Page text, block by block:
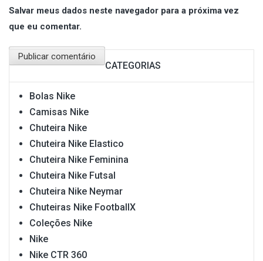
Salvar meus dados neste navegador para a próxima vez
que eu comentar.
CATEGORIAS
Bolas Nike
Camisas Nike
Chuteira Nike
Chuteira Nike Elastico
Chuteira Nike Feminina
Chuteira Nike Futsal
Chuteira Nike Neymar
Chuteiras Nike FootballX
Coleções Nike
Nike
Nike CTR 360